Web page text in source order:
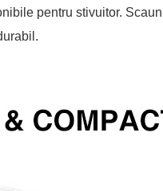
pentru stivuitor.